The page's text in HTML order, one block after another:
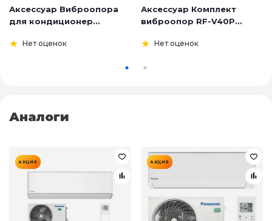
Аксессуар Виброопора
для кондиционер...
Нет оценок
Аксессуар Комплект
виброопор RF-V40P...
Нет оценок
Аналоги
АКЦИЯ АКЦИЯ